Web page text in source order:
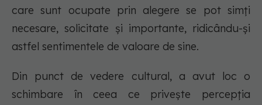
care sunt ocupate prin alegere se pot simți
necesare, solicitate și importante, ridicându-și
astfel sentimentele de valoare de sine.
Din punct de vedere cultural, a avut loc o
schimbare în ceea ce privește percepția